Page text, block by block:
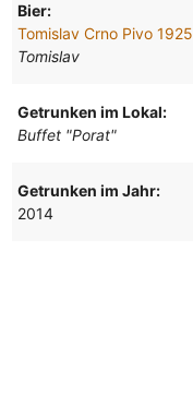
Bier:
Tomislav Crno Pivo 1925
Tomislav
Getrunken im Lokal:
Buffet "Porat"
Getrunken im Jahr:
2014